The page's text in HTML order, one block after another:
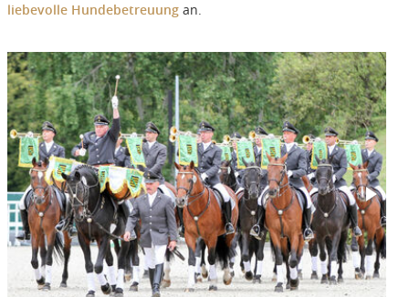
liebevolle Hundebetreuungan.